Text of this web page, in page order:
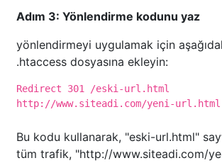
Adım 3: Yönlendirme kodunu yaz
yönlendirmeyi uygulamak için
.htaccess dosyasına ekleyin:
Redirect 301 /eski-url.html
http://www.siteadi.com/yeni-url.html
Bu kodu kullanarak, "eski-url.html"
tüm trafik, "http://www.siteadi.com/